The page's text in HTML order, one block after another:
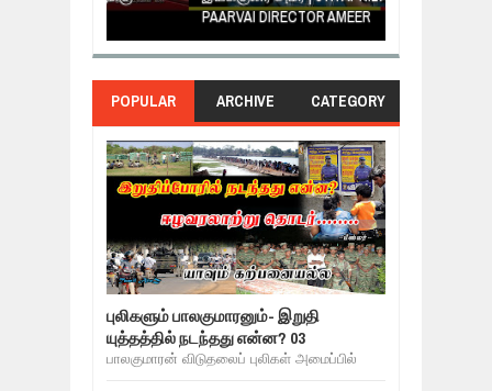
PAARVAI DIRECTOR AMEER
POPULAR ARCHIVE CATEGORY
புலிகளும் பாலகுமாரனும்- இறுதி
யுத்தத்தில் நடந்தது என்ன? 03
பாலகுமாரன் விடுதலைப் புலிகள் அமைப்பில்